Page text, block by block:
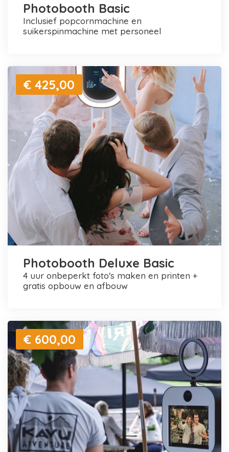
Photobooth Basic
inclusief popcornmachine en
suikerspinmachine met personeel
€ 425,00
Photobooth Deluxe Basic
4 uur onbeperkt foto's maken en printen +
gratis opbouw en afbouw
€ 600,00